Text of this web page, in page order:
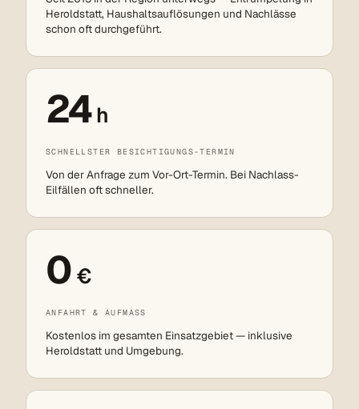
Heroldstatt, Haushaltsauflösungen und Nachlässe
schon oft durchgeführt.
24h
SCHNELLSTER BESICHTIGUNGS-TERMIN
Von der Anfrage zum Vor-Ort-Termin. Bei Nachlass-
Eilfällen oft schneller.
0 €
ANFAHRT & AUFMASS
Kostenlos im gesamten Einsatzgebiet — inklusive
Heroldstatt und Umgebung.